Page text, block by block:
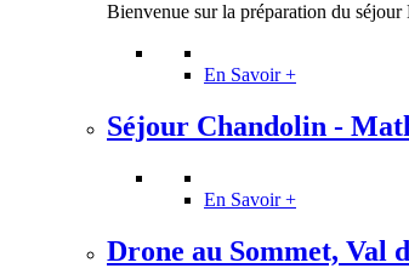
Bienvenue sur la préparation du
En Savoir +
Séjour Chandolin -
En Savoir +
Drone au Sommet, Val